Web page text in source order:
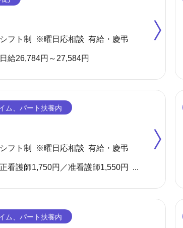
シフト制 ※曜日応相談 有給・慶弔
日給26,784円～27,584円
シフト制 ※曜日応相談 有給・慶弔